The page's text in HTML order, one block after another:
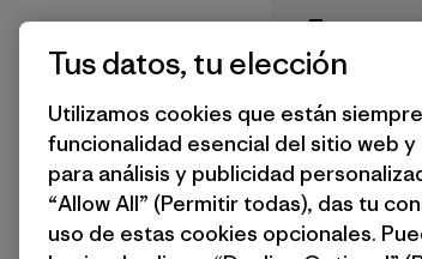
and CRM
Manager
(f/m/d)
Amsterdam
Tus datos, tu elección
Utilizamos cookies que están
funcionalidad esencial del sitio web
para análisis y publicidad
“Allow All” (Permitir todas), das tu
uso de estas cookies opcionales.